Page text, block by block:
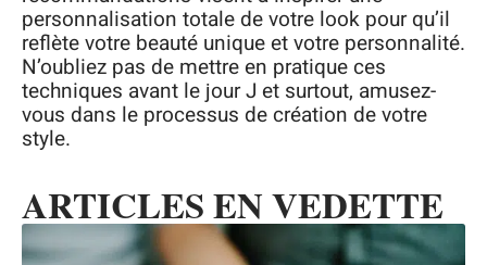
personnalisation totale de votre look pour qu’il
reflète votre beauté unique et votre personnalité.
N’oubliez pas de mettre en pratique ces
techniques avant le jour J et surtout, amusez-
vous dans le processus de création de votre
style.
ARTICLES EN VEDETTE